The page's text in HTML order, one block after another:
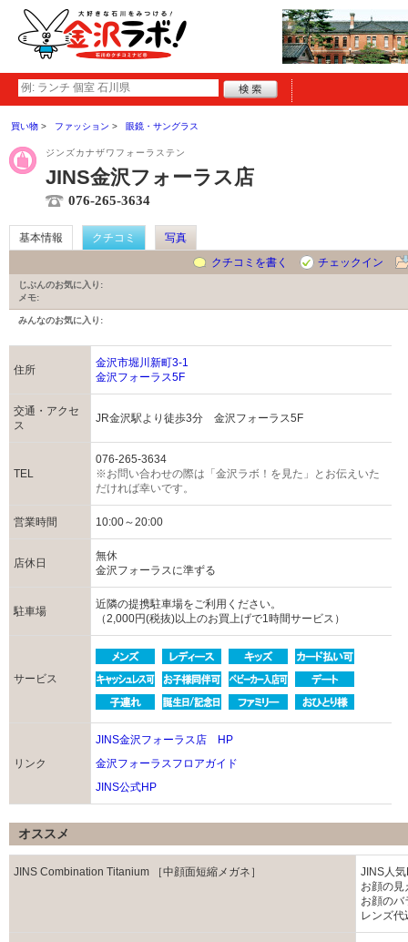
買い物 ファッション 眼鏡・サングラス
ジンズカナザワフォーラステン
JINS金沢フォーラス店
076-265-3634
基本情報 クチコミ
写真
クチコミを書く
チェックイン
じぶんのお気に入り:
メモ:
みんなのお気に入り:
住所
金沢市堀川新町3-1
金沢フォーラス5F
交通・アクセ
ス
JR金沢駅より徒歩3分 金沢フォーラス5F
TEL
076-265-3634
※お問い合わせの際は「金沢ラボ！を見た」とお伝えいた
だければ幸いです。
営業時間 10:00～20:00
店休日
無休
金沢フォーラスに準ずる
駐車場
近隣の提携駐車場をご利用ください。
（2,000円(税抜)以上のお買上げで1時間サービス）
サービス
リンク
JINS金沢フォーラス店 HP
金沢フォーラスフロアガイド
JINS公式HP
オススメ
JINS Combination Titanium ［中顔面短縮メガネ］
JINS人
お顔の見
お顔のバ
レンズ